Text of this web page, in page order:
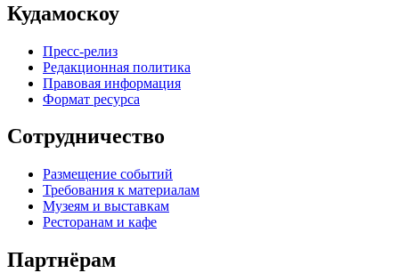
Кудамоскоу
Пресс-релиз
Редакционная политика
Правовая информация
Формат ресурса
Сотрудничество
Размещение событий
Требования к материалам
Музеям и выставкам
Ресторанам и кафе
Партнёрам